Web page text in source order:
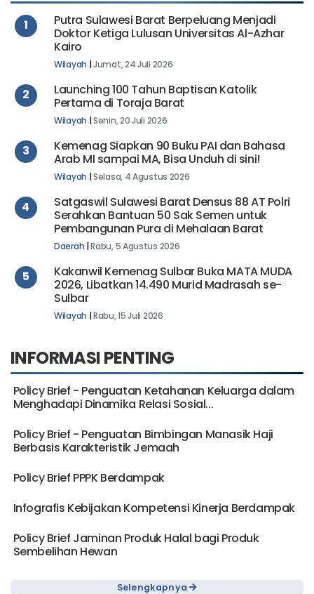
1
Putra Sulawesi Barat Berpeluang Menjadi
Doktor Ketiga Lulusan Universitas Al-Azhar
Kairo
Wilayah |Jumat, 24 Juli 2026
2
Launching 100 Tahun Baptisan Katolik
Pertama di Toraja Barat
Wilayah |Senin, 20 Juli 2026
3
Kemenag Siapkan 90 Buku PAI dan Bahasa
Arab MI sampai MA, Bisa Unduh di sini!
Wilayah |Selasa, 4 Agustus 2026
4
Satgaswil Sulawesi Barat Densus 88 AT Polri
Serahkan Bantuan 50 Sak Semen untuk
Pembangunan Pura di Mehalaan Barat
Daerah |Rabu, 5 Agustus 2026
5
Kakanwil Kemenag Sulbar Buka MATA MUDA
2026, Libatkan 14.490 Murid Madrasah se-
Sulbar
Wilayah |Rabu, 15 Juli 2026
INFORMASI PENTING
Policy Brief - Penguatan Ketahanan Keluarga dalam
Menghadapi Dinamika Relasi Sosial...
Policy Brief - Penguatan Bimbingan Manasik Haji
Berbasis Karakteristik Jemaah
Policy Brief PPPK Berdampak
Infografis Kebijakan Kompetensi Kinerja Berdampak
Policy Brief Jaminan Produk Halal bagi Produk
Sembelihan Hewan
Selengkapnya